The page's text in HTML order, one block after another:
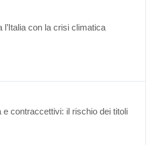
l’Italia con la crisi climatica
e contraccettivi: il rischio dei titoli